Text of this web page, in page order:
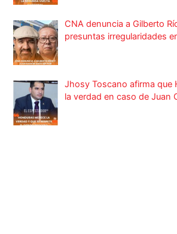
CNA denuncia a Gilberto
presuntas irregularidades
Jhosy Toscano afirma que
la verdad en caso de Juan